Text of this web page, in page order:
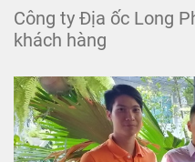
Công ty Địa ốc Long
khách hàng